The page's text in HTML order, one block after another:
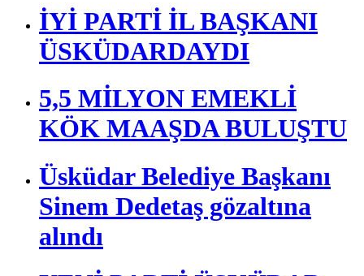
DÜNYA ÇEVRE
GÜNÜNDE ÇAKMAKTAN
AÇIKLAMALAR
ŞENAY AYBÜKE YALÇIN
ÜSKÜDAR’DA ANILDI
İYİ PARTİ İL BAŞKANI
ÜSKÜDARDAYDI